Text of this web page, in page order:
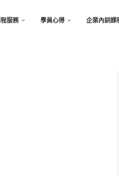
服務 學員心得 企業內訓課